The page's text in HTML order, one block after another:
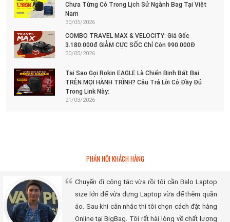
Chưa Từng Có Trong Lịch Sử Ngành Bag Tại Việt
Nam
30/05/2026
COMBO TRAVEL MAX & VELOCITY: Giá Gốc
3.180.000đ GIẢM CỰC SỐC Chỉ Còn 990.000Đ
30/05/2026
Tại Sao Gọi Rokin EAGLE Là Chiến Binh Bất Bại
TRÊN MỌI HÀNH TRÌNH? Câu Trả Lời Có Đầy Đủ
Trong Link Này:
21/03/2026
PHẢN HỒI KHÁCH HÀNG
Chuyến đi công tác vừa rồi tôi cần Balo Laptop
size lớn để vừa đựng Laptop vừa để thêm quần
áo. Sau khi cân nhắc thì tôi chọn cách đặt hàng
Online tại BigBag. Tôi rất hài lòng về chất lượng